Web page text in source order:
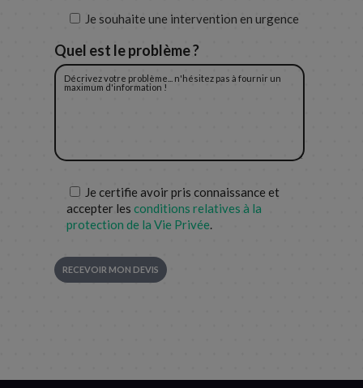
Je souhaite une intervention en urgence
Quel est le problème ?
Je certifie avoir pris connaissance et
accepter lesconditions relatives à la
protection de la Vie Privée.